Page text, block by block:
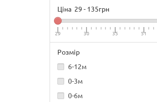
Ціна 29 - 135грн
29 30 35 51
Розмір
6-12м
0-3м
0-6м